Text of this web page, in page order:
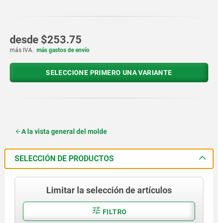
desde $253.75
más IVA. más gastos de envío
SELECCIONE PRIMERO UNA VARIANTE
A la vista general del molde
SELECCIÓN DE PRODUCTOS
Limitar la selección de artículos
FILTRO